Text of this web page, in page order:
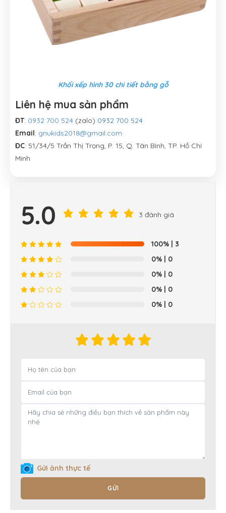
Khối xếp hình 30 chi tiết bằng gỗ
Liên hệ mua sản phẩm
ĐT: 0932 700 524 (zalo) 0932 700 524
Email: gnukids2018@gmail.com
ĐC: 51/34/5 Trần Thị Trọng, P. 15, Q. Tân Bình, TP. Hồ Chí
Minh
5.0 3 đánh giá
100% | 3
0% | 0
0% | 0
0% | 0
0% | 0
Gửi ảnh thực tế
GỬI